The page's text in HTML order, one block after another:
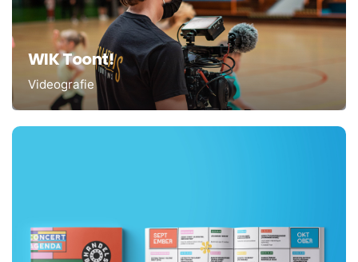
WIK Toont!
Videografie